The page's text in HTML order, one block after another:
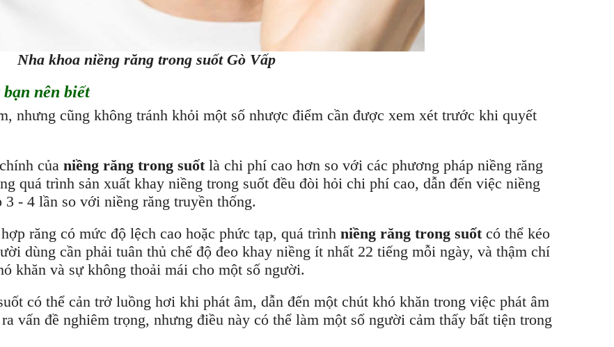
Nha khoa niềng răng trong suốt Gò Vấp
nên biết
nhưng cũng không tránh khỏi một số nhược điểm cần được xem xét trước khi quyết
của niềng răng trong suốt là chi phí cao hơn so với các phương pháp niềng răng
quá trình sản xuất khay niềng trong suốt đều đòi hỏi chi phí cao, dẫn đến việc niềng
- 4 lần so với niềng răng truyền thống.
răng có mức độ lệch cao hoặc phức tạp, quá trình niềng răng trong suốtcó thể kéo
dùng cần phải tuân thủ chế độ đeo khay niềng ít nhất 22 tiếng mỗi ngày, và thậm chí
khăn và sự không thoải mái cho một số người.
có thể cản trở luồng hơi khi phát âm, dẫn đến một chút khó khăn trong việc phát âm
vấn đề nghiêm trọng, nhưng điều này có thể làm một số người cảm thấy bất tiện trong